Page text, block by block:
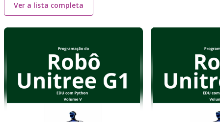
Ver a lista completa